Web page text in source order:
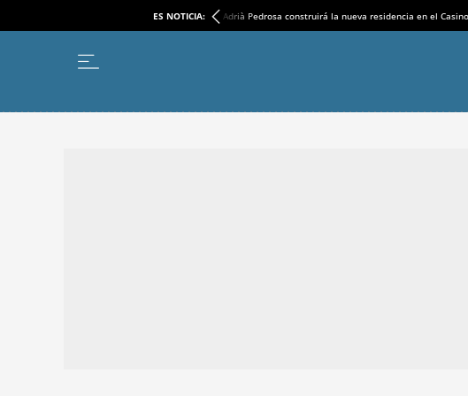
ES NOTICIA: Adrià Pedrosa construirá la nueva residencia en el